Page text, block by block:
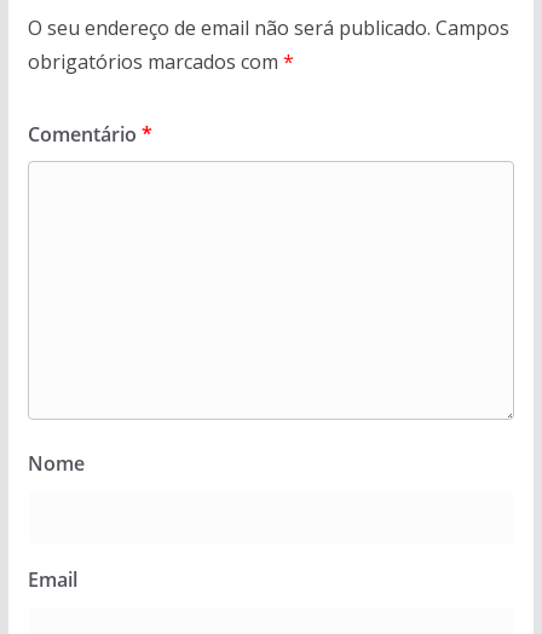
O seu endereço de email não será publicado. Campos
obrigatórios marcados com *
Comentário *
Nome
Email